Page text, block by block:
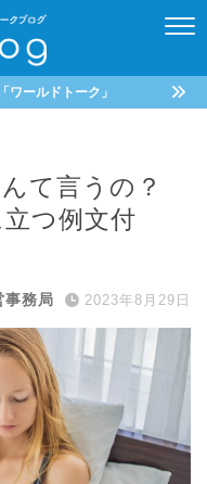
ワールドトーク」
て言うの？
つ例文付
事務局 2023年8月29日